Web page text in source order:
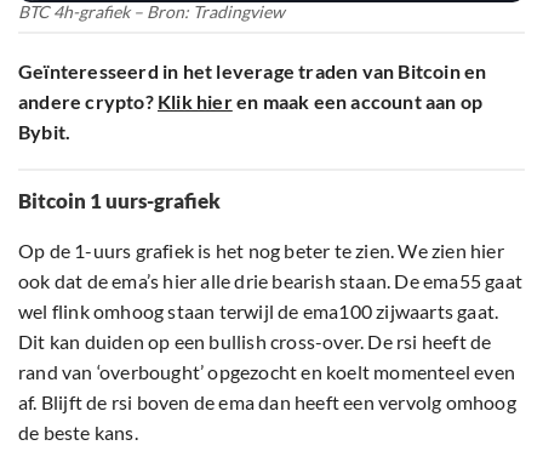
BTC 4h-grafiek – Bron: Tradingview
Geïnteresseerd in het leverage traden van Bitcoin en
andere crypto? Klik hieren maak een account aan op
Bybit.
Bitcoin 1 uurs-grafiek
Op de 1-uurs grafiek is het nog beter te zien. We zien hier
ook dat de ema’s hier alle drie bearish staan. De ema55 gaat
wel flink omhoog staan terwijl de ema100 zijwaarts gaat.
Dit kan duiden op een bullish cross-over. De rsi heeft de
rand van ‘overbought’ opgezocht en koelt momenteel even
af. Blijft de rsi boven de ema dan heeft een vervolg omhoog
de beste kans.